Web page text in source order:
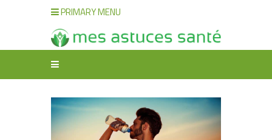
PRIMARY MENU